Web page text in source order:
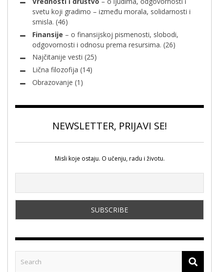
svetu koji gradimo – između morala, solidarnosti i
smisla. (46)
Finansije – o finansijskoj pismenosti, slobodi,
odgovornosti i odnosu prema resursima. (26)
Najčitanije vesti (25)
Lična filozofija (14)
Obrazovanje (1)
NEWSLETTER, PRIJAVI SE!
Misli koje ostaju. O učenju, radu i životu.